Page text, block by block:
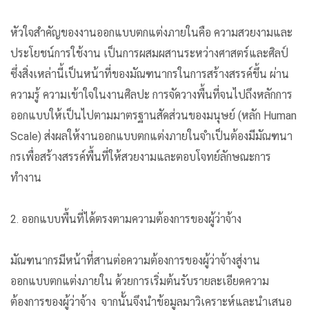
หัวใจสำคัญของงานออกแบบตกแต่งภายในคือ ความสวยงามและ
ประโยชน์การใช้งาน เป็นการผสมผสานระหว่างศาสตร์และศิลป์
ซึ่งสิ่งเหล่านี้เป็นหน้าที่ของมัณฑนากรในการสร้างสรรค์ขึ้น ผ่าน
ความรู้ ความเข้าใจในงานศิลปะ การจัดวางพื้นที่จนไปถึงหลักการ
ออกแบบให้เป็นไปตามมาตรฐานสัดส่วนของมนุษย์ (หลัก Human
Scale) ส่งผลให้งานออกแบบตกแต่งภายในจำเป็นต้องมีมัณฑนา
กรเพื่อสร้างสรรค์พื้นที่ให้สวยงามและตอบโจทย์ลักษณะการ
ทำงาน
2. ออกแบบพื้นที่ได้ตรงตามความต้องการของผู้ว่าจ้าง
มัณฑนากรมีหน้าที่สานต่อความต้องการของผู้ว่าจ้างสู่งาน
ออกแบบตกแต่งภายใน ด้วยการเริ่มต้นรับรายละเอียดความ
ต้องการของผู้ว่าจ้าง จากนั้นจึงนำข้อมูลมาวิเคราะห์และนำเสนอ